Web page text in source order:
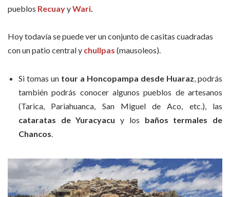
pueblos RecuayyWari.
Hoy todavía se puede ver un conjunto de casitas cuadradas
con un patio central y chullpas (mausoleos).
Si tomas un tour a Honcopampa desde Huaraz , podrás
también podrás conocer algunos pueblos de artesanos
(Tarica, Pariahuanca , San Miguel de Aco, etc.), las
cataratas de Yuracyacu y los baños termales de
Chancos